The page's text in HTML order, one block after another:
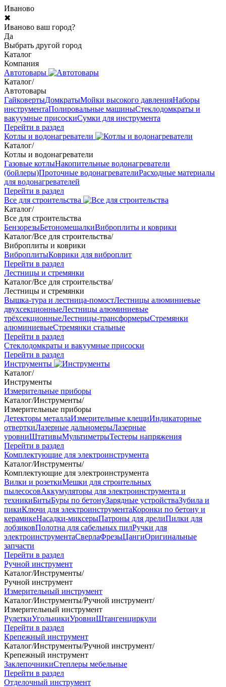
Иваново
✖
Иваново ваш город?
Да
Выбрать другой город
Каталог
Компания
Автотовары
Каталог/
Автотовары
ГайковертыДомкратыМойки высокого давленияНаборы
инструментаПолировальные машиныСтеклодомкраты и
вакуумные присоскиСумки для инструмента
Перейти в раздел
Котлы и водонагреватели
Каталог/
Котлы и водонагреватели
Газовые котлыНакопительные водонагреватели
(бойлеры)Проточные водонагревателиРасходные материалы
для водонагревателей
Перейти в раздел
Все для строительства
Каталог/
Все для строительства
БензорезыБетономешалкиВиброплиты и коврики
Каталог/Все для строительства/
Виброплиты и коврики
ВиброплитыКоврики для виброплит
Перейти в раздел
Лестницы и стремянки
Каталог/Все для строительства/
Лестницы и стремянки
Вышка-тура и лестница-помостЛестницы алюминиевые
двухсекционныеЛестницы алюминиевые
трёхсекционныеЛестницы-трансформерыСтремянки
алюминиевыеСтремянки стальные
Перейти в раздел
Стеклодомкраты и вакуумные присоски
Перейти в раздел
Инструменты
Каталог/
Инструменты
Измерительные приборы
Каталог/Инструменты/
Измерительные приборы
Детекторы металлаИзмерительные клещиИндикаторные
отверткиЛазерные дальномерыЛазерные
уровниШтативыМультиметрыТестеры напряжения
Перейти в раздел
Комплектующие для электроинструмента
Каталог/Инструменты/
Комплектующие для электроинструмента
Вилки и розеткиМешки для строительных
пылесосовАккумуляторы для электроинструмента и
техникиБитыБуры по бетонуЗарядные устройстваЗубила и
пикиКлючи для электроинструментаКоронки по бетону и
керамикеНасадки-миксерыПатроны для дрелиПилки для
лобзиковПолотна для сабельных пилРучки для
электроинструментаСверлаФрезыЦангиОригинальные
запчасти
Перейти в раздел
Ручной инструмент
Каталог/Инструменты/
Ручной инструмент
Измерительный инструмент
Каталог/Инструменты/Ручной инструмент/
Измерительный инструмент
РулеткиУгольникиУровниШтангенциркули
Перейти в раздел
Крепежный инструмент
Каталог/Инструменты/Ручной инструмент/
Крепежный инструмент
ЗаклепочникиСтеплеры мебельные
Перейти в раздел
Отделочный инструмент